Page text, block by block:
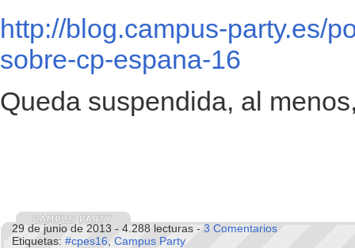
http://blog.campus-party.es/
sobre-cp-espana-16
Queda suspendida, al
29 de junio de 2013 - 4.288 lecturas - 3 Comentarios
Etiquetas: #cpes16 Campus Party